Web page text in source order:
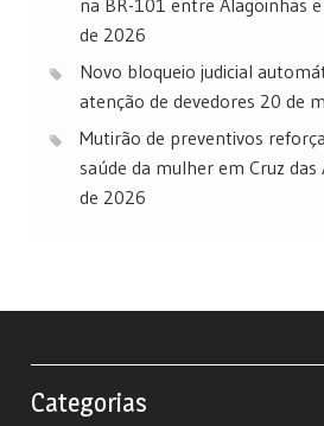
de 2026
Novo bloqueio judicial
atenção de devedores 20 de
Mutirão de preventivos
saúde da mulher em Cruz das
de 2026
Categorias